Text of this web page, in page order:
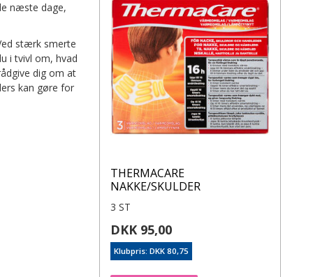
næste dage,
stærk smerte
i tvivl om, hvad
dig om at
kan gøre for
THERMACARE
NAKKE/SKULDER
3 ST
DKK 95,00
Klubpris: DKK 80,75